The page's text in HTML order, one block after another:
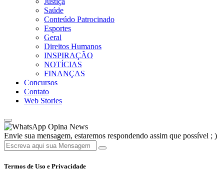
Saúde
Conteúdo Patrocinado
Esportes
Geral
Direitos Humanos
INSPIRAÇÃO
NOTÍCIAS
FINANÇAS
Concursos
Contato
Web Stories
Opina News
Envie sua mensagem, estaremos respondendo assim que possível ; )
Termos de Uso e Privacidade